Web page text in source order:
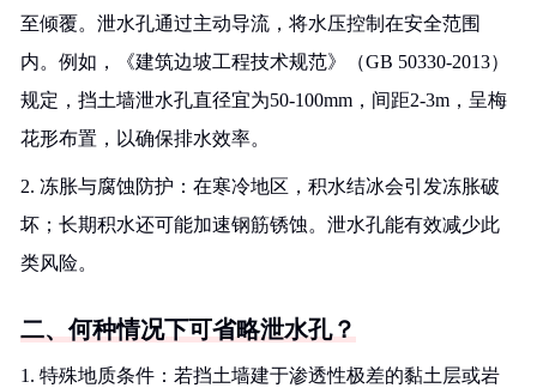
至倾覆。泄水孔通过主动导流，将水压控制在安全范围
内。例如，《建筑边坡工程技术规范》（GB 50330-2013）
规定，挡土墙泄水孔直径宜为50-100mm，间距2-3m，呈梅
花形布置，以确保排水效率。
2. 冻胀与腐蚀防护：在寒冷地区，积水结冰会引发冻胀破
坏；长期积水还可能加速钢筋锈蚀。泄水孔能有效减少此
类风险。
二、何种情况下可省略泄水孔？
1. 特殊地质条件：若挡土墙建于渗透性极差的黏土层或岩